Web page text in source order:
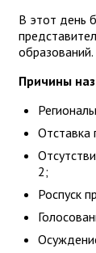
В этот день
образований.
Причины
Отставка
2;
Роспуск